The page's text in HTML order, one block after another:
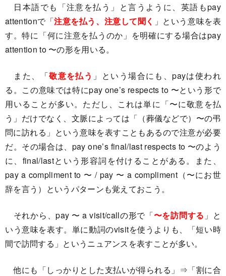
日本語でも「注意を払う」と言うように、英語もpay
attentionで「注意を払う、注意して聞く 」という意味を表
す。特に「何に注意を払うのか」を明確にする場合はpay
attention to 〜の形を用いる。
また、「敬意を払う 」という場合にも、payは使われ
る。この意味では特にpay one’s respects to 〜という形で
用いることが多い。ただし、これは単に「〜に敬意を払
う」だけでなく、文脈によっては「（葬儀などで）〜の弔
問に訪れる」という意味を表すこともあるので注意が必要
だ。その場合は、pay one’s final/last respects to 〜のよう
に、final/lastという形容詞を付けることがある。また、
pay a compliment to 〜 / pay 〜 a compliment（〜にお世
辞を言う）というパターンも覚えておこう。
それから、pay 〜 a visit/callの形で「〜を訪問する 」と
いう意味を表す。単に動詞のvisitを使うよりも、「短い時
間で訪問する」というニュアンスを表すことが多い。
他にも「しっかりとした支払いが得られる」⇒「割に合